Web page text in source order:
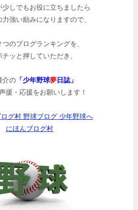
少しでもお役に立ちましたら
強い励みになりますので、
のブログランキングを、
チッと押していただき、
介の 「少年野球夢日誌」
援・応援をお願いします！
にほんブログ村